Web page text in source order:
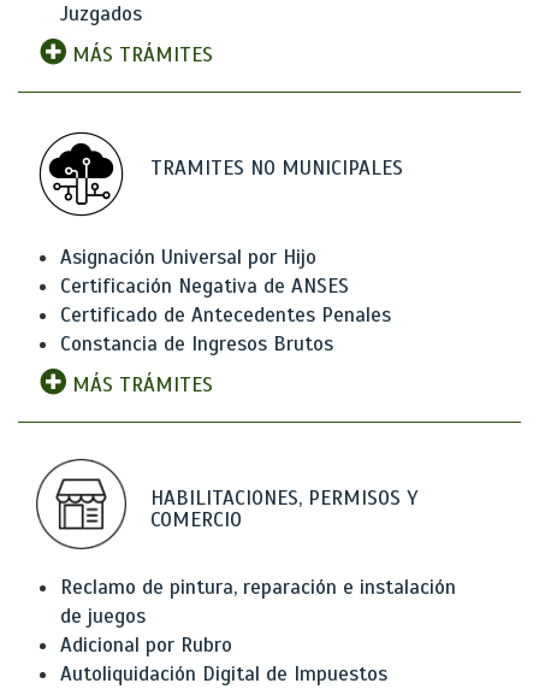
Juzgados
MÁS TRÁMITES
TRAMITES NO MUNICIPALES
Asignación Universal por Hijo
Certificación Negativa de ANSES
Certificado de Antecedentes Penales
Constancia de Ingresos Brutos
MÁS TRÁMITES
HABILITACIONES, PERMISOS Y
COMERCIO
Reclamo de pintura, reparación e instalación
de juegos
Adicional por Rubro
Autoliquidación Digital de Impuestos